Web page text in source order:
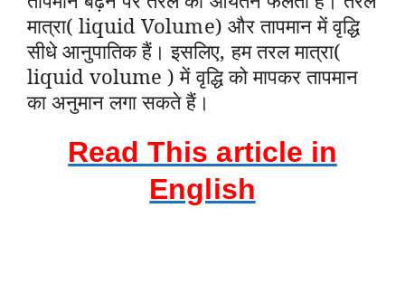
मात्रा( liquid Volume) और तापमान में वृद्धि
सीधे आनुपातिक हैं। इसलिए, हम तरल मात्रा(
liquid volume ) में वृद्धि को मापकर तापमान
का अनुमान लगा सकते हैं।
Read This article in
English